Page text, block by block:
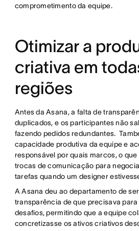
comprometimento da equipe.
Otimizar a
criativa em
regiões
Antes da Asana, a falta de
duplicados, e os participantes não
fazendo pedidos redundantes.
capacidade produtiva da equipe e
responsável por quais marcos, o
trocas de comunicação para
tarefas quando um designer
A Asana deu ao departamento de
transparência de que precisava
desafios, permitindo que a equipe
concretizasse os ativos criativos